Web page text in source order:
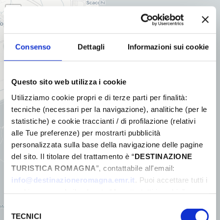
Consenso Dettagli Informazioni sui cookie
Questo sito web utilizza i cookie
Utilizziamo cookie propri e di terze parti per finalità:
tecniche (necessari per la navigazione), analitiche (per le
statistiche) e cookie traccianti / di profilazione (relativi
alle Tue preferenze) per mostrarti pubblicità
personalizzata sulla base della navigazione delle pagine
del sito. Il titolare del trattamento è “DESTINAZIONE
TURISTICA ROMAGNA”, contattabile all'email:
info@destinazioneromagna.emr.it . Puoi accettare tutti i
gestire le tue preferenze facendo clic su “Personalizza”.
Selezione
delTECNICI